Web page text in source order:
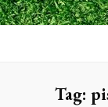
Tag: